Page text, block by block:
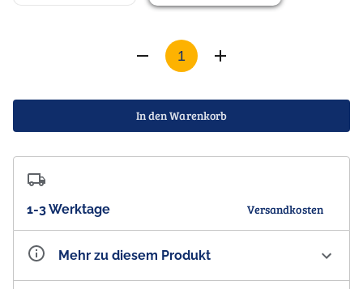
In den Warenkorb
1-3 Werktage Versandkosten
Mehr zu diesem Produkt